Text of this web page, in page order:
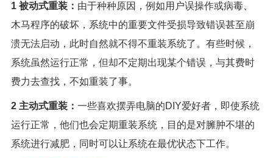
1 被动式重装： 由于种种原因，例如用户误操作或病毒、
木马程序的破坏，系统中的重要文件受损导致错误甚至崩
溃无法启动，此时自然就不得不重装系统了。有些时候，
系统虽然运行正常，但却不定期出现某个错误，与其费时
费力去查找，不如重装了事。
2 主动式重装： 一些喜欢摆弄电脑的DIY爱好者，即使系统
运行正常，他们也会定期重装系统，目的是对臃肿不堪的
系统进行减肥，同时可以让系统在最优状态下工作。